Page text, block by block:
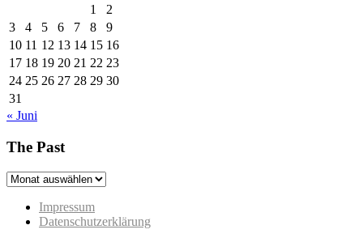
1
2
3
4 5 6 7 8
9
10 11 12 13 14 15 16
17 18 19 20 21 22 23
24 25 26 27 28 29 30
31
« Juni
The Past
The
Impressum
Datenschutzerklärung